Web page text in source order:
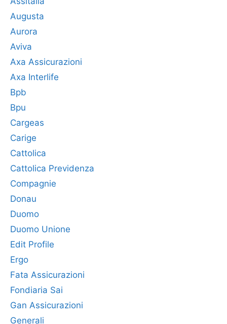
Augusta
Aurora
Aviva
Axa Assicurazioni
Axa Interlife
Bpb
Bpu
Cargeas
Carige
Cattolica
Cattolica Previdenza
Compagnie
Donau
Duomo
Duomo Unione
Edit Profile
Ergo
Fata Assicurazioni
Fondiaria Sai
Gan Assicurazioni
Generali